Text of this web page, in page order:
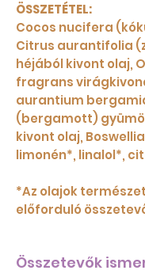
ÖSSZETÉTEL:
Cocos nucifera
Citrus aurantifolia
héjából kivont olaj,
fragrans
aurantium
(bergamott)
kivont olaj,
limonén*, linalol*,
*Az olajok
előforduló
Összetevők